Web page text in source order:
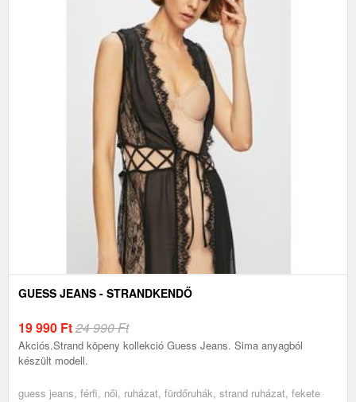
GUESS JEANS - STRANDKENDŐ
19 990 Ft24 990 Ft
Akciós.Strand köpeny kollekció Guess Jeans. Sima anyagból
készült modell.
guess jeans, férfi, női, ruházat, fürdőruhák, strand ruházat, fekete